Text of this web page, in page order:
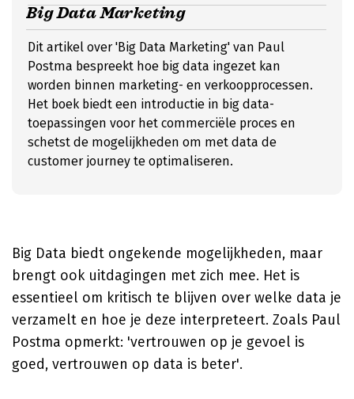
Big Data Marketing
Dit artikel over 'Big Data Marketing' van Paul
Postma bespreekt hoe big data ingezet kan
worden binnen marketing- en verkoopprocessen.
Het boek biedt een introductie in big data-
toepassingen voor het commerciële proces en
schetst de mogelijkheden om met data de
customer journey te optimaliseren.
Big Data biedt ongekende mogelijkheden, maar
brengt ook uitdagingen met zich mee. Het is
essentieel om kritisch te blijven over welke data je
verzamelt en hoe je deze interpreteert. Zoals Paul
Postma opmerkt: 'vertrouwen op je gevoel is
goed, vertrouwen op data is beter'.